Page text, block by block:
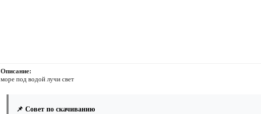
Описание:
море под водой лучи свет
📌 Совет по скачиванию